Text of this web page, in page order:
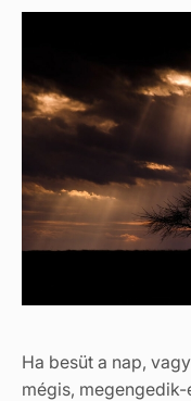
Ha besüt a nap,
mégis,